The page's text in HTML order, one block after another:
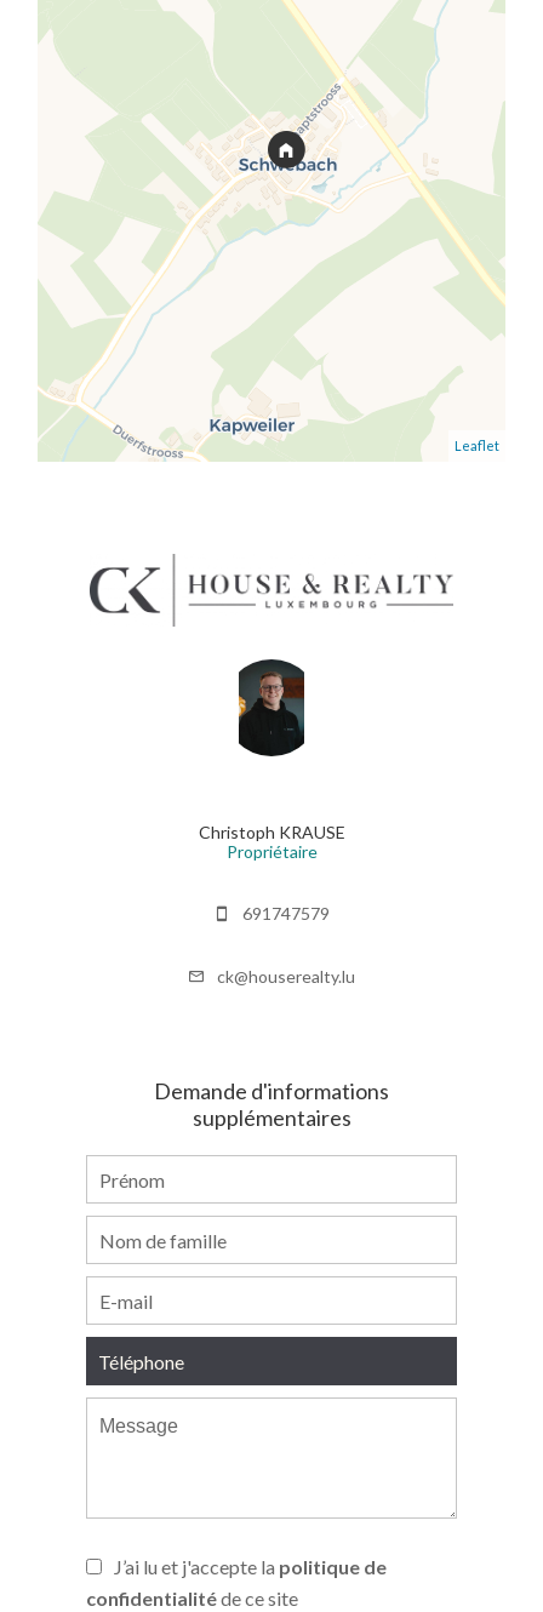
Leaflet
Christoph KRAUSE
Propriétaire
691747579
ck@houserealty.lu
Demande d'informations
supplémentaires
J’ai lu et j'accepte la politique de
confidentialitéde ce site